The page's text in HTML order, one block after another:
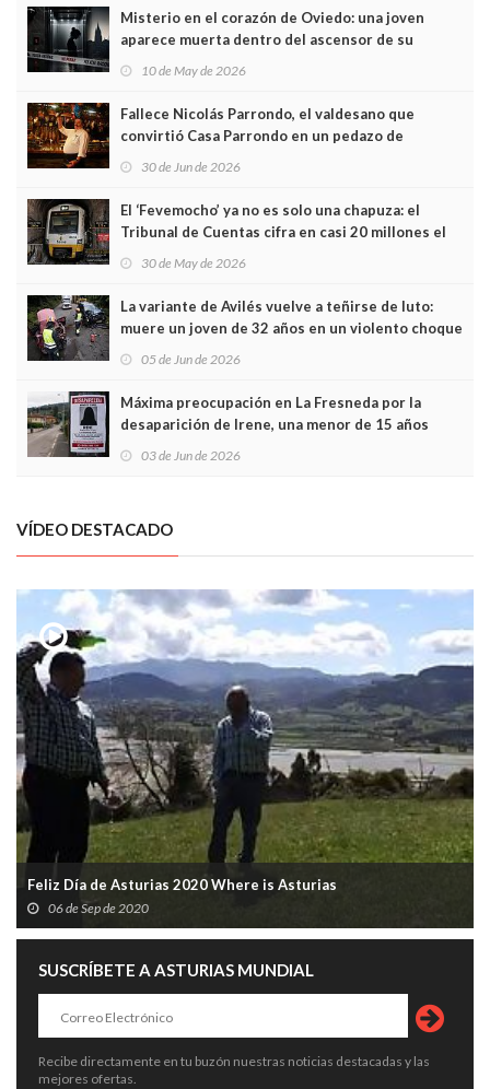
Misterio en el corazón de Oviedo: una joven
aparece muerta dentro del ascensor de su
edificio y las cámaras captan sus últimos minutos
10 de May de 2026
Fallece Nicolás Parrondo, el valdesano que
convirtió Casa Parrondo en un pedazo de
Asturias en Madrid
30 de Jun de 2026
El ‘Fevemocho’ ya no es solo una chapuza: el
Tribunal de Cuentas cifra en casi 20 millones el
sobrecoste de los trenes que no cabían por los
30 de May de 2026
La variante de Avilés vuelve a teñirse de luto:
muere un joven de 32 años en un violento choque
frontal
05 de Jun de 2026
Máxima preocupación en La Fresneda por la
desaparición de Irene, una menor de 15 años
03 de Jun de 2026
VÍDEO DESTACADO
Feliz Día de Asturias 2020 Where is Asturias
06 de Sep de 2020
SUSCRÍBETE A ASTURIAS MUNDIAL
Recibe directamente en tu buzón nuestras noticias destacadas y las
mejores ofertas.